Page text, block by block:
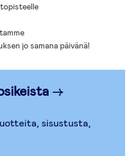
jo samana päivänä!
→
sisustusta,